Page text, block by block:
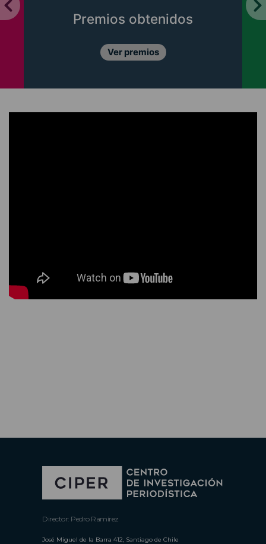
Premios obtenidos
Ver premios
Director: Pedro Ramírez
José Miguel de la Barra 412, Santiago de Chile